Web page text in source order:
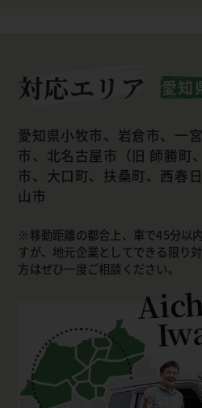
対応エリア 愛知
愛知県小牧市、岩倉市、一
市、北名古屋市（旧 師勝町
市、大口町、扶桑町、西春
山市
移動距離の都合上、車で45分以
すが、地元企業としてできる限り
方はぜひ一度ご相談ください。